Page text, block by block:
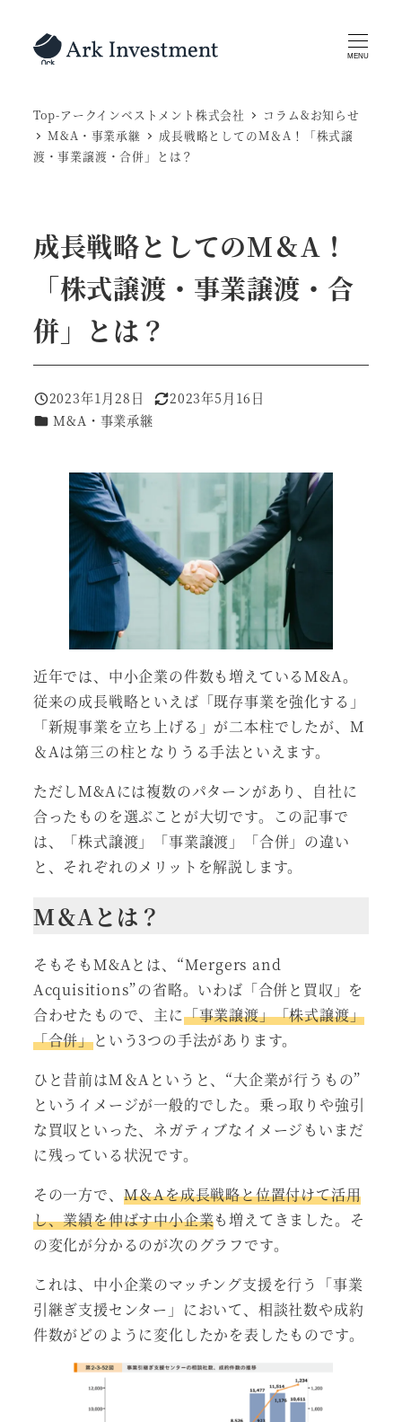
MENU
Top-アークインベストメント株式会社
コラム&お知らせ
M&A・事業承継
成長戦略としてのM＆A！「株式譲
渡・事業譲渡・合併」とは？
成長戦略としてのM＆A！
「株式譲渡・事業譲渡・合
併」とは？
投稿日
2023年1月28日
更新日
2023年5月16日
カテゴリー
M&A・事業承継
近年では、中小企業の件数も増えているM&A。
従来の成長戦略といえば「既存事業を強化する」
「新規事業を立ち上げる」が二本柱でしたが、M
＆Aは第三の柱となりうる手法といえます。
ただしM&Aには複数のパターンがあり、自社に
合ったものを選ぶことが大切です。この記事で
は、「株式譲渡」「事業譲渡」「合併」の違い
と、それぞれのメリットを解説します。
M＆Aとは？
そもそもM&Aとは、“Mergers and
Acquisitions”の省略。いわば「合併と買収」を
合わせたもので、主に「事業譲渡」「株式譲渡」
「合併」という3つの手法があります。
ひと昔前はM＆Aというと、“大企業が行うもの”
というイメージが一般的でした。乗っ取りや強引
な買収といった、ネガティブなイメージもいまだ
に残っている状況です。
その一方で、 M＆Aを成長戦略と位置付けて活用
し、業績を伸ばす中小企業も増えてきました。そ
の変化が分かるのが次のグラフです。
これは、中小企業のマッチング支援を行う「事業
引継ぎ支援センター」において、相談社数や成約
件数がどのように変化したかを表したものです。